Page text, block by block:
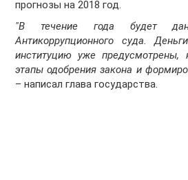
прогнозы на 2018 год.
"В течение года будет
Антикоррупционного суда.
институцию уже предусмотрены,
этапы одобрения закона и
– написал глава государства.